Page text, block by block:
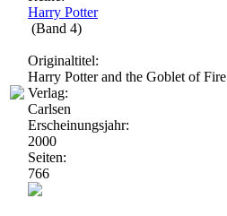
Harry Potter
(Band 4)
Originaltitel:
Harry Potter and the Goblet of Fire
Verlag:
Carlsen
Erscheinungsjahr:
2000
Seiten:
766